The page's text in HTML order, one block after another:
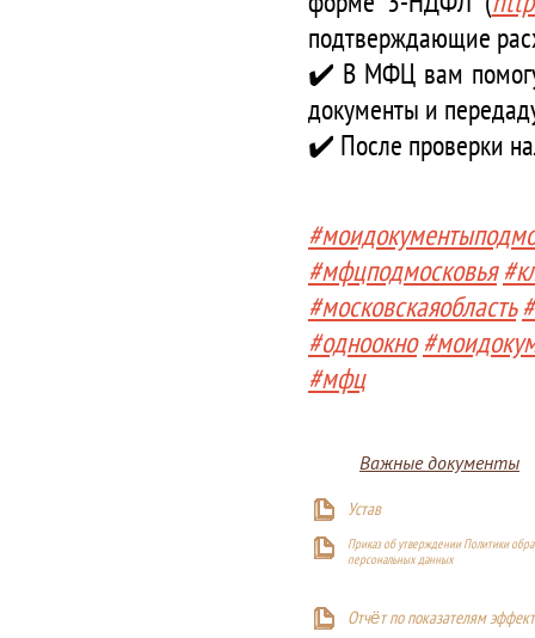
подтверждающие
✔️ В МФЦ вам помогут
документы и
✔️ После проверки
#мфцподмосковья
#московскаяобласть
#одноокно
#мфц
Важные документы
Устав
Приказ об утверждении Политики
персональных данных
Отчёт по показателям